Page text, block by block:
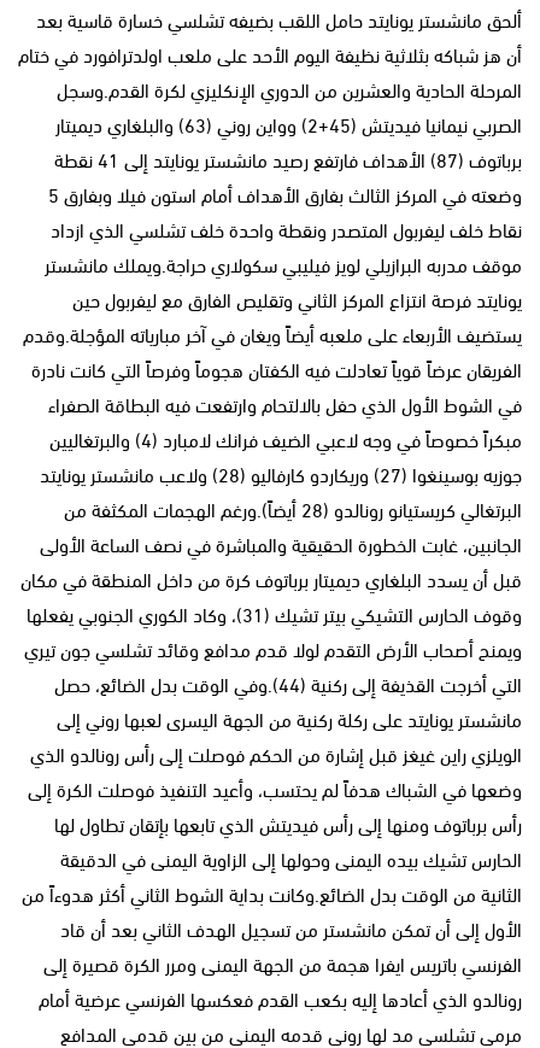
ألحق مانشستر يونايتد حامل اللقب بضيفه تشلسي خسارة قاسية بعد
أن هز شباكه بثلاثية نظيفة اليوم الأحد على ملعب اولدترافورد في ختام
المرحلة الحادية والعشرين من الدوري الإنكليزي لكرة القدم.وسجل
الصربي نيمانيا فيديتش (45+2) وواين روني (63) والبلغاري ديميتار
برباتوف (87) الأهداف فارتفع رصيد مانشستر يونايتد إلى 41 نقطة
وضعته في المركز الثالث بفارق الأهداف أمام استون فيلا وبفارق 5
نقاط خلف ليفربول المتصدر ونقطة واحدة خلف تشلسي الذي ازداد
موقف مدربه البرازيلي لويز فيليبي سكولاري حراجة.ويملك مانشستر
يونايتد فرصة انتزاع المركز الثاني وتقليص الفارق مع ليفربول حين
يستضيف الأربعاء على ملعبه أيضاً ويغان في آخر مبارياته المؤجلة.وقدم
الفريقان عرضاً قوياً تعادلت فيه الكفتان هجوماً وفرصاً التي كانت نادرة
في الشوط الأول الذي حفل بالالتحام وارتفعت فيه البطاقة الصفراء
مبكراً خصوصاً في وجه لاعبي الضيف فرانك لامبارد (4) والبرتغاليين
جوزيه بوسينغوا (27) وريكاردو كارفاليو (28) ولاعب مانشستر يونايتد
البرتغالي كريستيانو رونالدو (28 أيضاً).ورغم الهجمات المكثفة من
الجانبين، غابت الخطورة الحقيقية والمباشرة في نصف الساعة الأولى
قبل أن يسدد البلغاري ديميتار برباتوف كرة من داخل المنطقة في مكان
وقوف الحارس التشيكي بيتر تشيك (31)، وكاد الكوري الجنوبي يفعلها
ويمنح أصحاب الأرض التقدم لولا قدم مدافع وقائد تشلسي جون تيري
التي أخرجت القذيفة إلى ركنية (44).وفي الوقت بدل الضائع، حصل
مانشستر يونايتد على ركلة ركنية من الجهة اليسرى لعبها روني إلى
الويلزي راين غيغز قبل إشارة من الحكم فوصلت إلى رأس رونالدو الذي
وضعها في الشباك هدفاً لم يحتسب، وأعيد التنفيذ فوصلت الكرة إلى
رأس برباتوف ومنها إلى رأس فيديتش الذي تابعها بإتقان تطاول لها
الحارس تشيك بيده اليمنى وحولها إلى الزاوية اليمنى في الدقيقة
الثانية من الوقت بدل الضائع.وكانت بداية الشوط الثاني أكثر هدوءاً من
الأول إلى أن تمكن مانشستر من تسجيل الهدف الثاني بعد أن قاد
الفرنسي باتريس ايفرا هجمة من الجهة اليمنى ومرر الكرة قصيرة إلى
رونالدو الذي أعادها إليه بكعب القدم فعكسها الفرنسي عرضية أمام
مرمى تشلسي مد لها روني قدمه اليمنى من بين قدمي المدافع